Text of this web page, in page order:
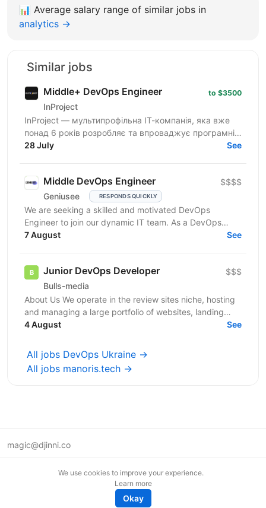
📊 Average salary range of similar jobs in
analytics →
Similar jobs
Middle+ DevOps Engineer
InProject
to $3500
InProject — мультипрофільна ІТ-компанія, яка вже
понад 6 років розробляє та впроваджує програмні
інновації у бізнес своїх клієнтів, надає повний
28 July See
Middle DevOps Engineer
Geniusee RESPONDS QUICKLY
$$$$
We are seeking a skilled and motivated DevOps
Engineer to join our dynamic IT team. As a DevOps
Engineer, you will be responsible for implementing
7 August See
Junior DevOps Developer
Bulls-media
$$$
About Us We operate in the review sites niche, hosting
and managing a large portfolio of websites, landing
pages, and backend services for multiple...
4 August See
All jobs DevOps Ukraine →
All jobs manoris.tech →
magic@djinni.co
We use cookies to improve your experience.
Learn more
Okay